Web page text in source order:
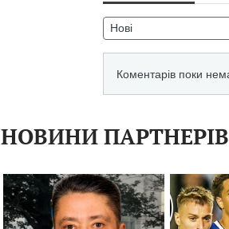
НОВИНИ ПАРТНЕРІВ